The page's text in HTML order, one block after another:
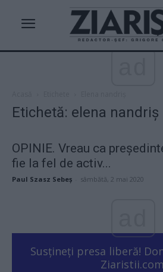
Etichetă: elena nandriș
OPINIE. Vreau ca
fie la fel de activ...
Paul Szasz Sebeș sâmbătă, 2 mai 2020
Susțineți presa liberă!